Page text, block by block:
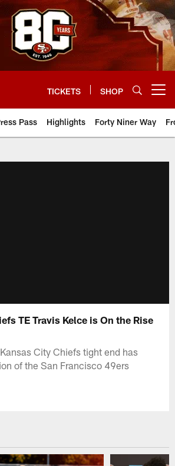
TICKETS SHOP
Pass Highlights Forty Niner Way
TE Travis Kelce is On the Rise
City Chiefs tight end has
of the San Francisco 49ers